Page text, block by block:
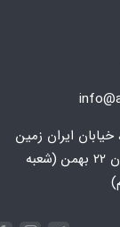
خیابان ایران زمین
جنوبی، خیابان 22 بهمن (شعبه